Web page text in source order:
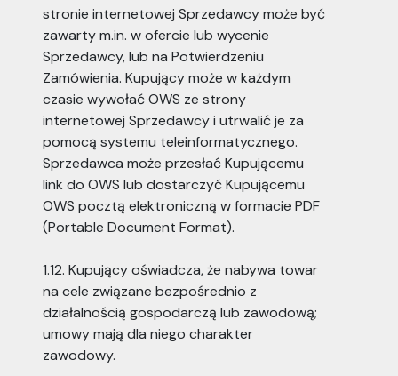
stronie internetowej Sprzedawcy może być
zawarty m.in. w ofercie lub wycenie
Sprzedawcy, lub na Potwierdzeniu
Zamówienia. Kupujący może w każdym
czasie wywołać OWS ze strony
internetowej Sprzedawcy i utrwalić je za
pomocą systemu teleinformatycznego.
Sprzedawca może przesłać Kupującemu
link do OWS lub dostarczyć Kupującemu
OWS pocztą elektroniczną w formacie PDF
(Portable Document Format).
1.12. Kupujący oświadcza, że nabywa towar
na cele związane bezpośrednio z
działalnością gospodarczą lub zawodową;
umowy mają dla niego charakter
zawodowy.